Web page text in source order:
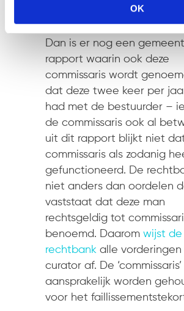
OK
Niet aansprakelijk
Dan is er nog een
rapport waarin ook deze
commissaris wordt
dat deze twee keer per
had met de bestuurder –
de commissaris ook al
uit dit rapport blijkt niet
commissaris als zodanig
gefunctioneerd. De
niet anders dan oordelen
vaststaat dat deze man
rechtsgeldig tot
benoemd. Daarom wijst de
rechtbank alle vorderingen
curator af. De
aansprakelijk worden
voor het